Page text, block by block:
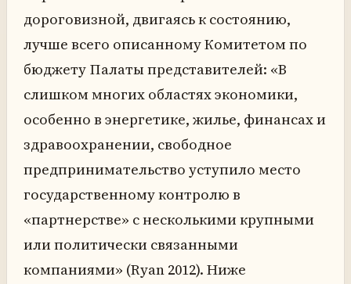
дороговизной, двигаясь к состоянию,
лучше всего описанному Комитетом по
бюджету Палаты представителей: «В
слишком многих областях экономики,
особенно в энергетике, жилье, финансах и
здравоохранении, свободное
предпринимательство уступило место
государственному контролю в
«партнерстве» с несколькими крупными
или политически связанными
компаниями» (Ryan 2012). Ниже